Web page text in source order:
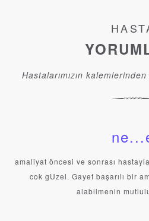
Hastalarımızın
amaliyat öncesi ve sonrası
cok gUzel. Gayet başarılı bir
alabilmenin